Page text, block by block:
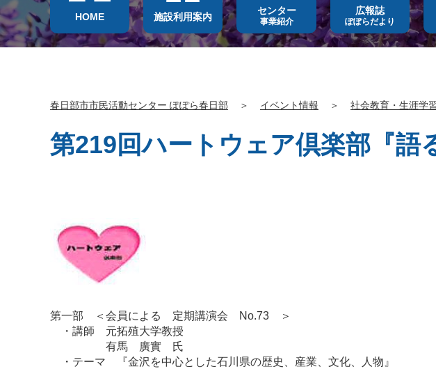
HOME 施設利用案内
センター
事業紹介
広報誌
ぽぽらだより
春日部市市民活動センター ぽぽら春日部 ＞ イベント情報 ＞ 社会教育・生涯学
第219回ハートウェア倶楽部『語
第一部 ＜会員による 定期講演会 No.73 ＞
・講師 元拓殖大学教授
有馬 廣實 氏
・テーマ 『金沢を中心とした石川県の歴史、産業、文化、人物』